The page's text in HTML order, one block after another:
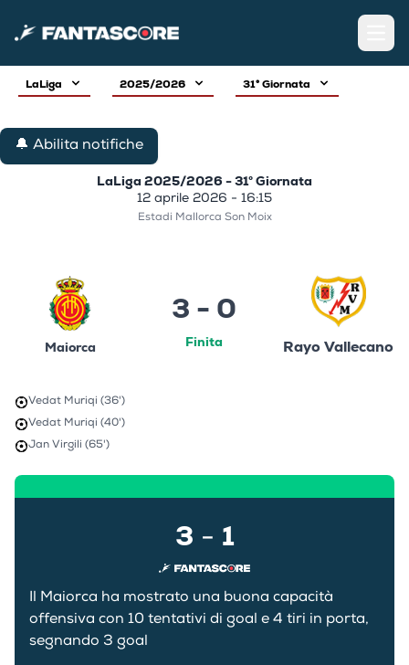
LaLiga 2025/2026 31° Giornata
🔔 Abilita notifiche
LaLiga 2025/2026 - 31° Giornata
12 aprile 2026 - 16:15
Estadi Mallorca Son Moix
Maiorca
3 - 0
Finita Rayo Vallecano
Vedat Muriqi (36')
Vedat Muriqi (40')
Jan Virgili (65')
3 - 1
Il Maiorca ha mostrato una buona capacità
offensiva con 10 tentativi di goal e 4 tiri in porta,
segnando 3 goal